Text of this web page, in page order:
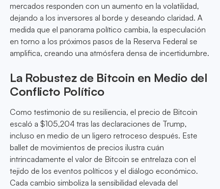
mercados responden con un aumento en la volatilidad,
dejando a los inversores al borde y deseando claridad. A
medida que el panorama político cambia, la especulación
en torno a los próximos pasos de la Reserva Federal se
amplifica, creando una atmósfera densa de incertidumbre.
La Robustez de Bitcoin en Medio del
Conflicto Político
Como testimonio de su resiliencia, el precio de Bitcoin
escaló a $105,204 tras las declaraciones de Trump,
incluso en medio de un ligero retroceso después. Este
ballet de movimientos de precios ilustra cuán
intrincadamente el valor de Bitcoin se entrelaza con el
tejido de los eventos políticos y el diálogo económico.
Cada cambio simboliza la sensibilidad elevada del